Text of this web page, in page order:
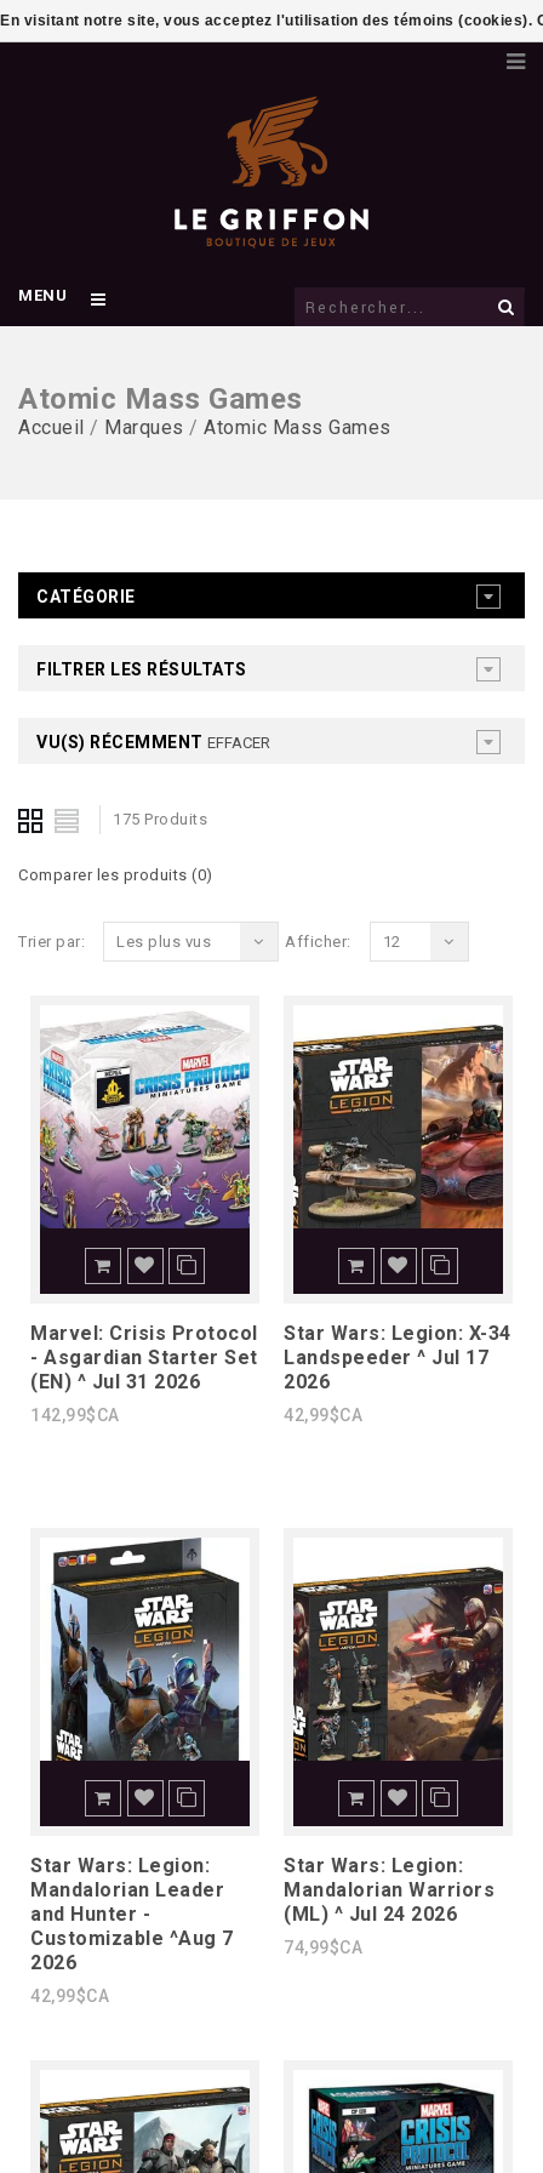
MENU
Atomic Mass Games
Accueil / Marques / Atomic Mass Games
CATÉGORIE
FILTRER LES RÉSULTATS
VU(S) RÉCEMMENT EFFACER
175 Produits
Comparer les produits (0)
Trier par: Les plus vus Afficher: 12
Marvel: Crisis Protocol
- Asgardian Starter Set
(EN) ^ Jul 31 2026
142,99$CA
Star Wars: Legion: X-34
Landspeeder ^ Jul 17
2026
42,99$CA
Star Wars: Legion:
Mandalorian Leader
and Hunter -
Customizable ^Aug 7
2026
42,99$CA
Star Wars: Legion:
Mandalorian Warriors
(ML) ^ Jul 24 2026
74,99$CA
En visitant notre site, vous acceptez l'utilisation des témoins